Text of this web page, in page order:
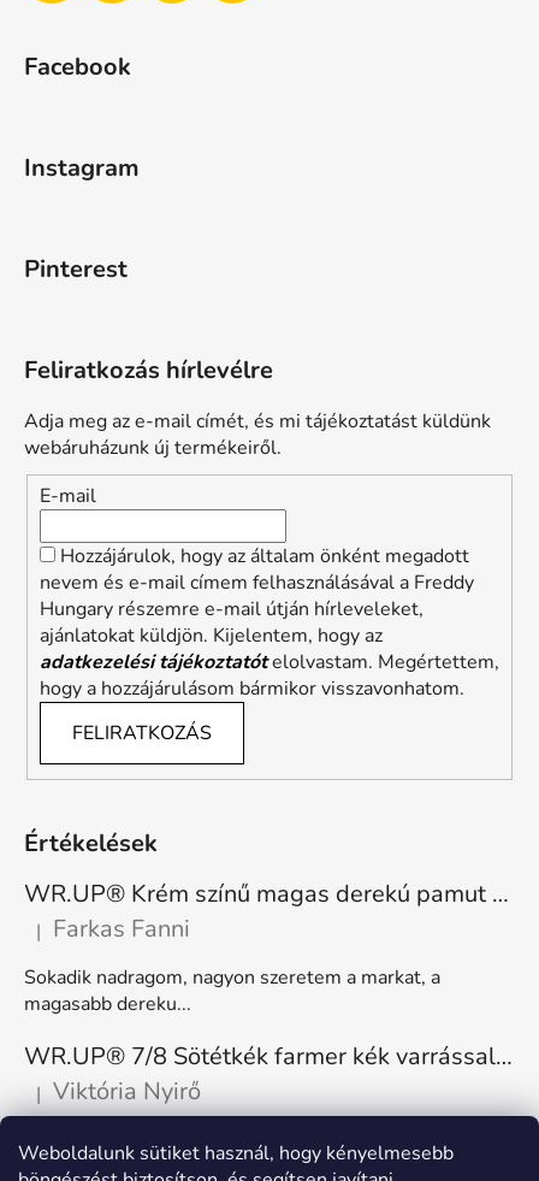
Weboldalunk sütiket használ, hogy kényelmesebb
Facebook
Instagram
Pinterest
Feliratkozás hírlevélre
Adja meg az e-mail címét, és mi tájékoztatást küldünk
webáruházunk új termékeiről.
E-mail
Hozzájárulok, hogy az általam önként megadott
nevem és e-mail címem felhasználásával a Freddy
Hungary részemre e-mail útján hírleveleket,
ajánlatokat küldjön. Kijelentem, hogy az
adatkezelési tájékoztatótelolvastam. Megértettem,
hogy a hozzájárulásom bármikor visszavonhatom.
FELIRATKOZÁS
Értékelések
WR.UP® Krém színű magas derekú pamut nadrág RE(MOVE) WRUP1HC001ORG, Z40
A termék értékelése 5-ből 5 csillag.
| Farkas Fanni
Sokadik nadragom, nagyon szeretem a markat, a
magasabb dereku...
WR.UP® 7/8 Sötétkék farmer kék varrással, superskinny RE(MOVE) WRUP4RC002ORG, J0B
A termék értékelése 5-ből 5 csillag.
| Viktória Nyirő
Nagyon kényelmes, rugalmas. Méretnek megfelelő.